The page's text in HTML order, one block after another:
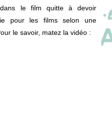
le film quitte à devoir
pour les films selon une
le savoir, matez la vidéo :